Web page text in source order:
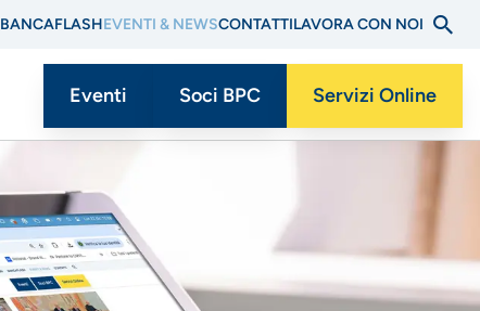
BANCAFLASHEVENTI & NEWSCONTATTILAVORA CON NOI
Menu
CTA
Eventi Soci BPC Servizi Online